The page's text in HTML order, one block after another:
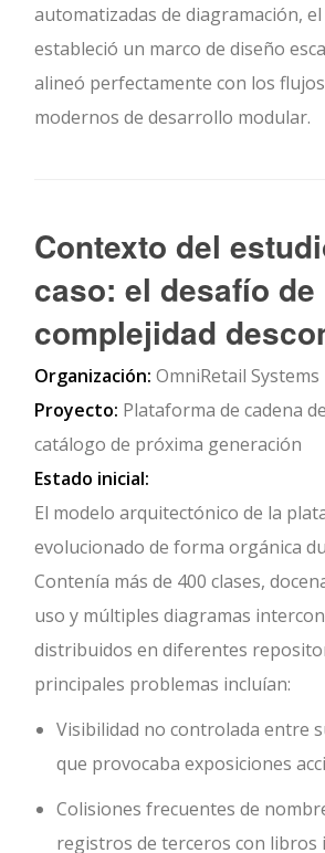
automatizadas de diagramación,
estableció un marco de diseño
alineó perfectamente con los
modernos de desarrollo modular.
Contexto del
caso: el desafío de
complejidad
Organización: OmniRetail Systems
Proyecto: Plataforma de cadena
catálogo de próxima generación
Estado inicial:
El modelo arquitectónico de la
evolucionado de forma orgánica
Contenía más de 400 clases,
uso y múltiples diagramas
distribuidos en diferentes
principales problemas incluían:
Visibilidad no controlada entre
que provocaba exposiciones
Colisiones frecuentes de
registros de terceros con libros